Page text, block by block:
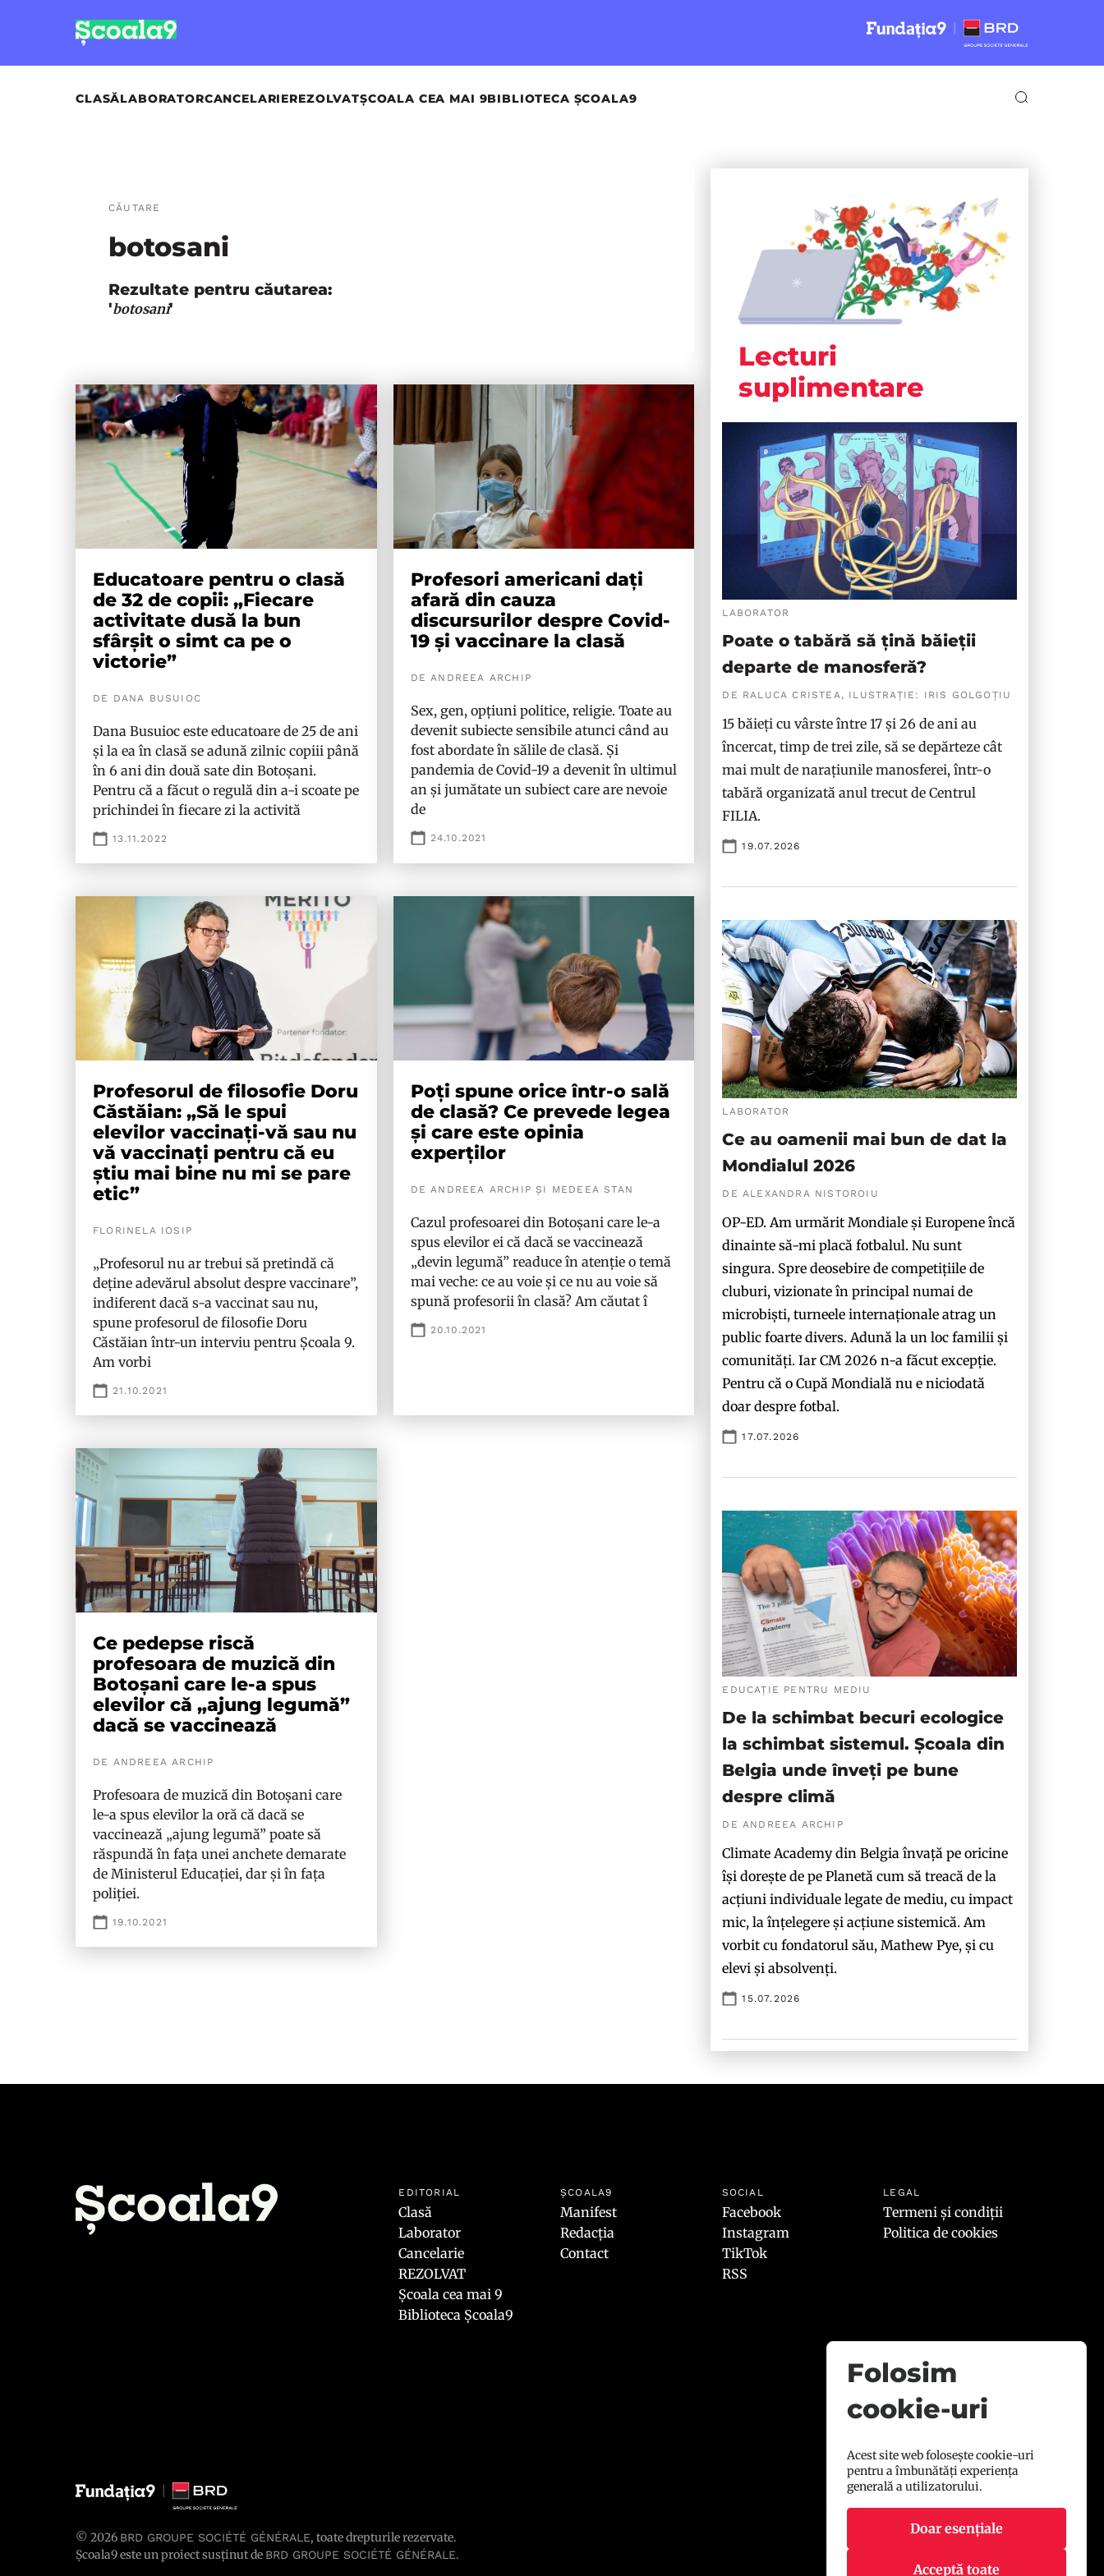
CLASĂLABORATORCANCELARIEREZOLVATȘCOALA CEA MAI 9BIBLIOTECA ȘCOALA9
CĂUTARE
botosani
Rezultate pentru căutarea:
'botosani'
Educatoare pentru o clasă
de 32 de copii: „Fiecare
activitate dusă la bun
sfârșit o simt ca pe o
victorie”
DE DANA BUSUIOC
Dana Busuioc este educatoare de 25 de ani
și la ea în clasă se adună zilnic copiii până
în 6 ani din două sate din Botoșani.
Pentru că a făcut o regulă din a-i scoate pe
prichindei în fiecare zi la activită
13.11.2022
Profesori americani dați
afară din cauza
discursurilor despre Covid-
19 și vaccinare la clasă
DE ANDREEA ARCHIP
Sex, gen, opțiuni politice, religie. Toate au
devenit subiecte sensibile atunci când au
fost abordate în sălile de clasă. Și
pandemia de Covid-19 a devenit în ultimul
an și jumătate un subiect care are nevoie
de
24.10.2021
Profesorul de filosofie Doru
Căstăian: „Să le spui
elevilor vaccinați-vă sau nu
vă vaccinați pentru că eu
știu mai bine nu mi se pare
etic”
FLORINELA IOSIP
„Profesorul nu ar trebui să pretindă că
deține adevărul absolut despre vaccinare”,
indiferent dacă s-a vaccinat sau nu,
spune profesorul de filosofie Doru
Căstăian într-un interviu pentru Școala 9.
Am vorbi
21.10.2021
Poți spune orice într-o sală
de clasă? Ce prevede legea
și care este opinia
experților
DE ANDREEA ARCHIP ȘI MEDEEA STAN
Cazul profesoarei din Botoșani care le-a
spus elevilor ei că dacă se vaccinează
„devin legumă” readuce în atenție o temă
mai veche: ce au voie și ce nu au voie să
spună profesorii în clasă? Am căutat î
20.10.2021
Ce pedepse riscă
profesoara de muzică din
Botoșani care le-a spus
elevilor că „ajung legumă”
dacă se vaccinează
DE ANDREEA ARCHIP
Profesoara de muzică din Botoșani care
le-a spus elevilor la oră că dacă se
vaccinează „ajung legumă” poate să
răspundă în fața unei anchete demarate
de Ministerul Educației, dar și în fața
poliției.
19.10.2021
Lecturi
suplimentare
LABORATOR
Poate o tabără să țină băieții
departe de manosferă?
DE RALUCA CRISTEA, ILUSTRAȚIE: IRIS GOLGOȚIU
15 băieți cu vârste între 17 și 26 de ani au
încercat, timp de trei zile, să se depărteze cât
mai mult de narațiunile manosferei, într-o
tabără organizată anul trecut de Centrul
FILIA.
19.07.2026
LABORATOR
Ce au oamenii mai bun de dat la
Mondialul 2026
DE ALEXANDRA NISTOROIU
OP-ED. Am urmărit Mondiale și Europene încă
dinainte să-mi placă fotbalul. Nu sunt
singura. Spre deosebire de competițiile de
cluburi, vizionate în principal numai de
microbiști, turneele internaționale atrag un
public foarte divers. Adună la un loc familii și
comunități. Iar CM 2026 n-a făcut excepție.
Pentru că o Cupă Mondială nu e niciodată
doar despre fotbal.
17.07.2026
EDUCAȚIE PENTRU MEDIU
De la schimbat becuri ecologice
la schimbat sistemul. Școala din
Belgia unde înveți pe bune
despre climă
DE ANDREEA ARCHIP
Climate Academy din Belgia învață pe oricine
își dorește de pe Planetă cum să treacă de la
acțiuni individuale legate de mediu, cu impact
mic, la înțelegere și acțiune sistemică. Am
vorbit cu fondatorul său, Mathew Pye, și cu
elevi și absolvenți.
15.07.2026
EDITORIAL
Clasă
Laborator
Cancelarie
REZOLVAT
Școala cea mai 9
Biblioteca Școala9
ȘCOALA9
Manifest
Redacția
Contact
SOCIAL
Facebook
Instagram
TikTok
RSS
LEGAL
Termeni și condiții
Politica de cookies
© 2026 BRD GROUPE SOCIÉTÉ GÉNÉRALE, toate drepturile rezervate.
Școala9 este un proiect susținut de BRD GROUPE SOCIÉTÉ GÉNÉRALE.
Folosim
cookie-uri
Acest site web folosește cookie-uri
pentru a îmbunătăți experiența
generală a utilizatorului.
Doar esențiale
Acceptă toate